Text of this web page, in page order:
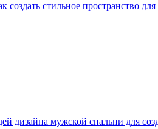
создать стильное пространство
дизайна мужской спальни для